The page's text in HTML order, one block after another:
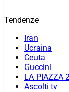
Tendenze
Iran
Ucraina
Ceuta
Guccini
LA PIAZZA
Ascolti tv